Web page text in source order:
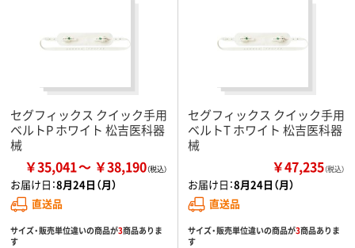
セグフィックス クイック手用
ベルトP ホワイト 松吉医科器
械
￥35,041 ￥38,190
お届け日：8月24日（月）
直送品
サイズ・販売単位違いの商品が3商品ありま
す
セグフィックス クイック手用
ベルトT ホワイト 松吉医科器
械
￥47,235（税込）
お届け日：8月24日（月）
直送品
サイズ・販売単位違いの商品が3商品ありま
す